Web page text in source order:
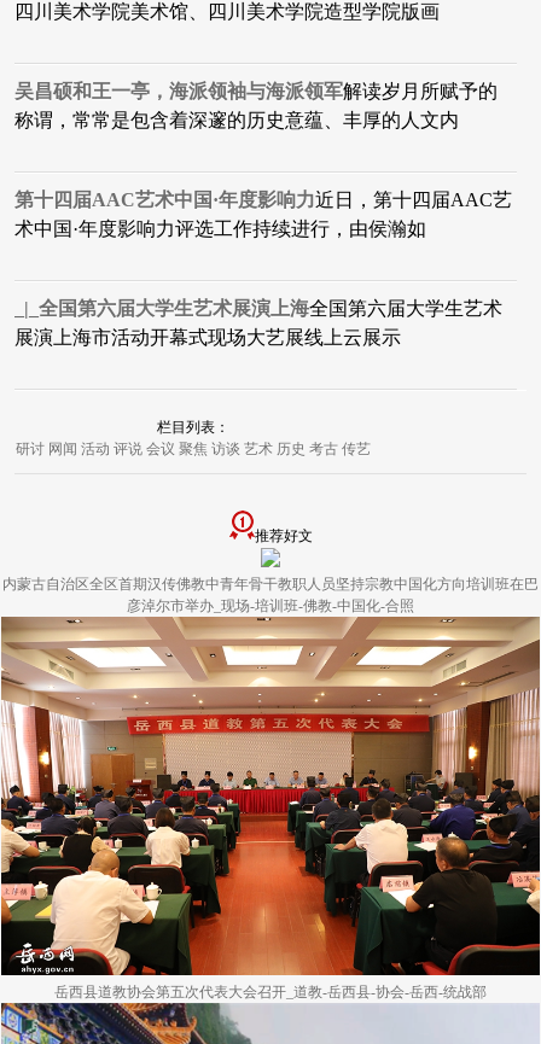
四川美术学院美术馆、四川美术学院造型学院版画
吴昌硕和王一亭，海派领袖与海派领军解读岁月所赋予的
称谓，常常是包含着深邃的历史意蕴、丰厚的人文内
第十四届AAC艺术中国·年度影响力近日，第十四届AAC艺
术中国·年度影响力评选工作持续进行，由侯瀚如
_|_全国第六届大学生艺术展演上海全国第六届大学生艺术
展演上海市活动开幕式现场大艺展线上云展示
栏目列表：
研讨 网闻 活动 评说 会议 聚焦 访谈 艺术 历史 考古 传艺
推荐好文
内蒙古自治区全区首期汉传佛教中青年骨干教职人员坚持宗教中国化方向培训班在巴
彦淖尔市举办_现场-培训班-佛教-中国化-合照
岳西县道教协会第五次代表大会召开_道教-岳西县-协会-岳西-统战部